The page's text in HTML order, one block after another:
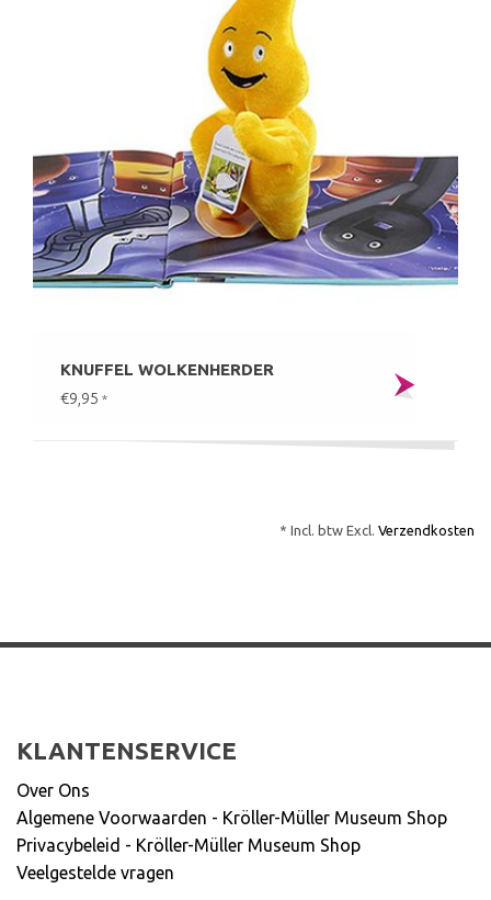
KNUFFEL WOLKENHERDER
€9,95 *
* Incl. btw Excl. Verzendkosten
KLANTENSERVICE
Over Ons
Algemene Voorwaarden - Kröller-Müller Museum Shop
Privacybeleid - Kröller-Müller Museum Shop
Veelgestelde vragen